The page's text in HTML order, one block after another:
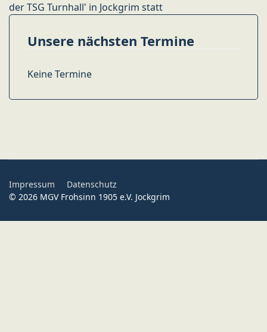
der TSG Turnhall' in Jockgrim statt
Unsere nächsten Termine
Keine Termine
Impressum
Datenschutz
© 2026 MGV Frohsinn 1905 e.V. Jockgrim